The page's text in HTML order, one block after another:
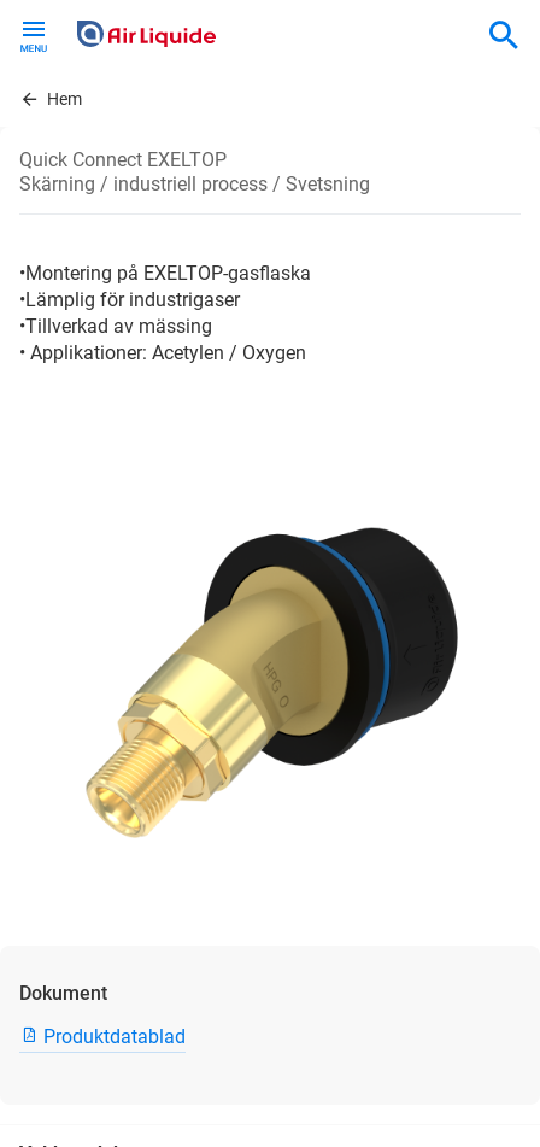
contentHem
Quick Connect EXELTOP
Skärning / industriell process / Svetsning
•Montering på EXELTOP-gasflaska
•Lämplig för industrigaser
•Tillverkad av mässing
• Applikationer: Acetylen / Oxygen
Dokument
Produktdatablad